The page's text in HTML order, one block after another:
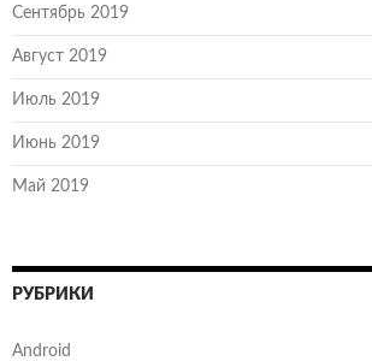
Сентябрь 2019
Август 2019
Июль 2019
Июнь 2019
Май 2019
РУБРИКИ
Android